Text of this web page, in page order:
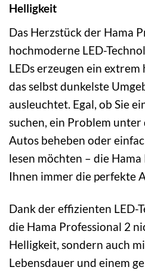
Helligkeit
Das Herzstück der Hama
hochmoderne LED-
LEDs erzeugen ein extrem
das selbst dunkelste
ausleuchtet. Egal, ob Sie
suchen, ein Problem
Autos beheben oder
lesen möchten – die
Ihnen immer die perfekte
Dank der effizienten LED-
die Hama Professional 2
Helligkeit, sondern auch
Lebensdauer und einem